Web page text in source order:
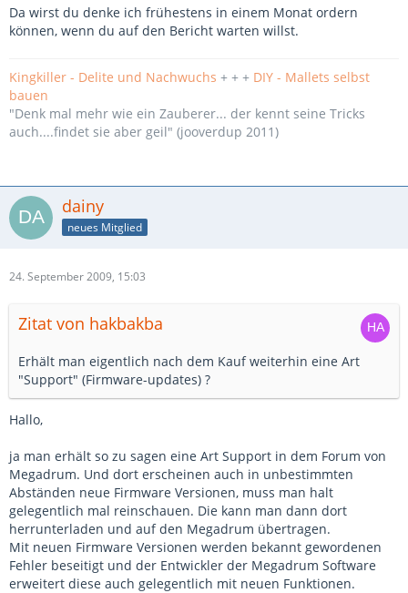
Da wirst du denke ich frühestens in einem Monat ordern
können, wenn du auf den Bericht warten willst.
Kingkiller - Delite und Nachwuchs + + + DIY - Mallets selbst
bauen
"Denk mal mehr wie ein Zauberer... der kennt seine Tricks
auch....findet sie aber geil" (jooverdup 2011)
dainy
neues Mitglied
24. September 2009, 15:03
Zitat von hakbakba
Erhält man eigentlich nach dem Kauf weiterhin eine Art
"Support" (Firmware-updates) ?
Hallo,
ja man erhält so zu sagen eine Art Support in dem Forum von
Megadrum. Und dort erscheinen auch in unbestimmten
Abständen neue Firmware Versionen, muss man halt
gelegentlich mal reinschauen. Die kann man dann dort
herrunterladen und auf den Megadrum übertragen.
Mit neuen Firmware Versionen werden bekannt gewordenen
Fehler beseitigt und der Entwickler der Megadrum Software
erweitert diese auch gelegentlich mit neuen Funktionen.